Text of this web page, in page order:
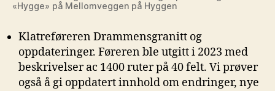
«Hygge» på Mellomveggen på Hyggen
Klatreføreren Drammensgranitt og
oppdateringer. Føreren ble utgitt i 2023 med
beskrivelser ac 1400 ruter på 40 felt. Vi prøver
også å gi oppdatert innhold om endringer, nye